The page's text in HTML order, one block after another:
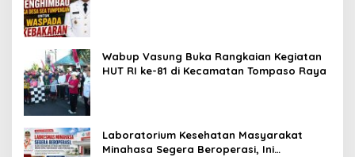
Wabup Vasung Buka Rangkaian Kegiatan
HUT RI ke-81 di Kecamatan Tompaso Raya
Laboratorium Kesehatan Masyarakat
Minahasa Segera Beroperasi, Ini